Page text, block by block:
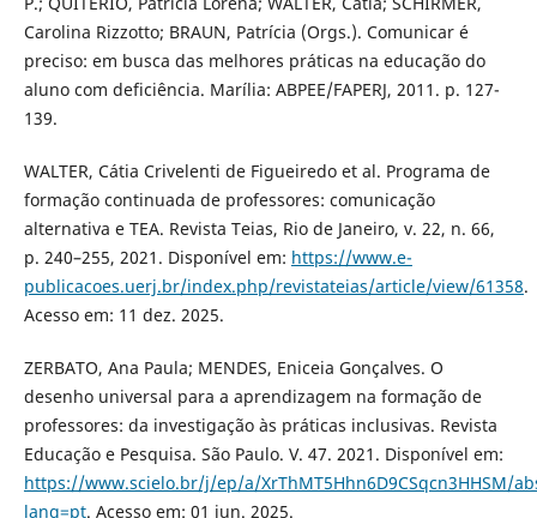
Carolina Rizzotto; BRAUN, Patrícia (Orgs.). Comunicar é
preciso: em busca das melhores práticas na educação do
aluno com deficiência. Marília: ABPEE/FAPERJ, 2011. p. 127-
139.
WALTER, Cátia Crivelenti de Figueiredo et al. Programa de
formação continuada de professores: comunicação
alternativa e TEA. Revista Teias, Rio de Janeiro, v. 22, n. 66,
p. 240–255, 2021. Disponível em: https://www.e-
publicacoes.uerj.br/index.php/revistateias/article/view/61358.
Acesso em: 11 dez. 2025.
ZERBATO, Ana Paula; MENDES, Eniceia Gonçalves. O
desenho universal para a aprendizagem na formação de
professores: da investigação às práticas inclusivas. Revista
Educação e Pesquisa. São Paulo. V. 47. 2021. Disponível em:
https://www.scielo.br/j/ep/a/XrThMT5Hhn6D9CSqcn3HHSM/
lang=pt. Acesso em: 01 jun. 2025.